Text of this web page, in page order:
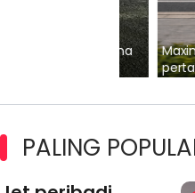
Maxim
pertama
PALING